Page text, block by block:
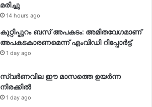
മരിച്ചു
14 hours ago
കുറ്റിപ്പുറം ബസ് അപകടം: അമിതവേഗമാണ്
അപകടകാരണമെന്ന് എംവിഡി റിപ്പോർട്ട്
1 day ago
സ്വര്‍ണവില ഈ മാസത്തെ ഉയര്‍ന്ന
നിരക്കില്‍
1 day ago